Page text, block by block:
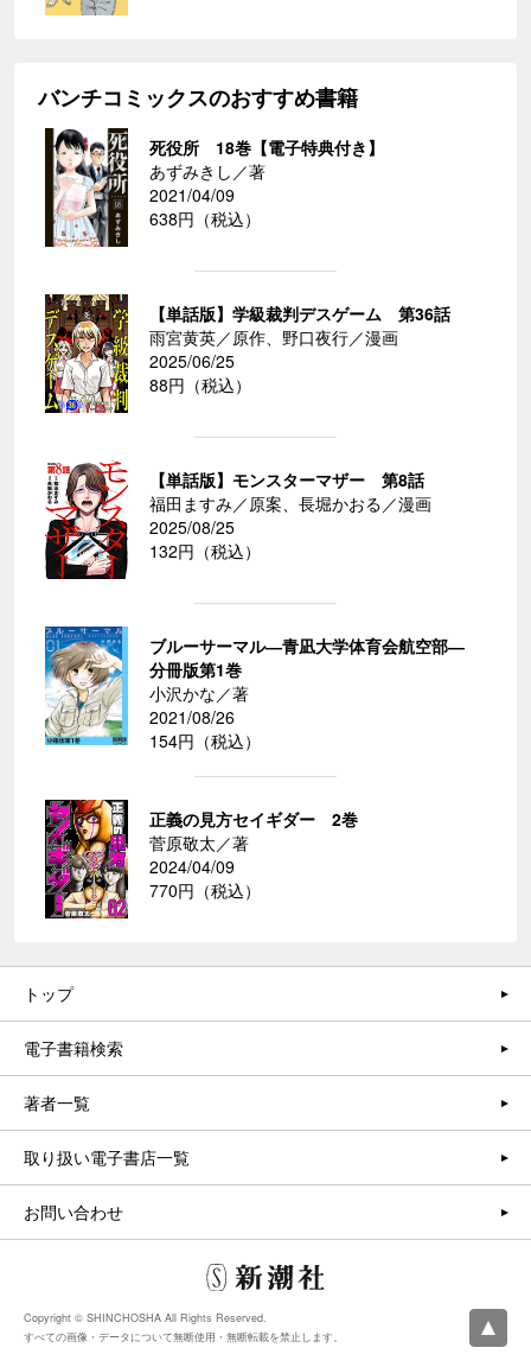
バンチコミックスのおすすめ書籍
死役所 18巻【電子特典付き】
あずみきし／著
2021/04/09
638円（税込）
【単話版】学級裁判デスゲーム 第36話
雨宮黄英／原作、野口夜行／漫画
2025/06/25
88円（税込）
【単話版】モンスターマザー 第8話
福田ますみ／原案、長堀かおる／漫画
2025/08/25
132円（税込）
ブルーサーマル―青凪大学体育会航空部―
分冊版第1巻
小沢かな／著
2021/08/26
154円（税込）
正義の見方セイギダー 2巻
菅原敬太／著
2024/04/09
770円（税込）
トップ
電子書籍検索
著者一覧
取り扱い電子書店一覧
お問い合わせ
Copyright © SHINCHOSHA All Rights Reserved.
すべての画像・データについて無断使用・無断転載を禁止します。